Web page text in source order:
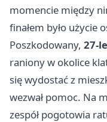
momencie między
finałem było użycie
Poszkodowany, 27-
raniony w okolice
się wydostać z
wezwał pomoc. Na
zespół pogotowia